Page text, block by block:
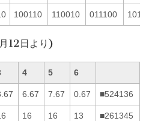
100110 110010 011100
12日より)
4 5 6
6.67 7.67 0.67 ■524136
16 16 13 ■261345